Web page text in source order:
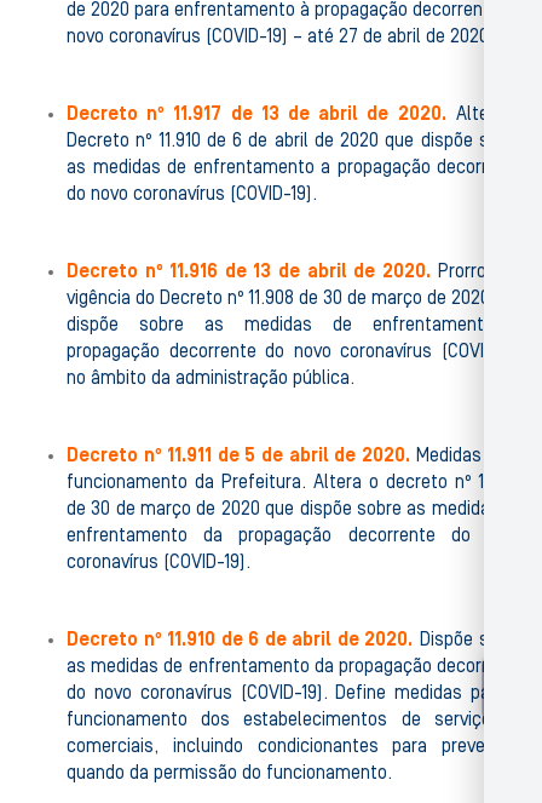
de 2020 para enfrentamento à propagação decorrente do
novo coronavírus (COVID-19) – até 27 de abril de 2020.
Decreto nº 11.917 de 13 de abril de 2020.Altera o
Decreto nº 11.910 de 6 de abril de 2020 que dispõe sobre
as medidas de enfrentamento a propagação decorrente
do novo coronavírus (COVID-19).
Decreto nº 11.916 de 13 de abril de 2020.Prorroga a
vigência do Decreto nº 11.908 de 30 de março de 2020 que
dispõe sobre as medidas de enfrentamento a
propagação decorrente do novo coronavírus (COVID-19)
no âmbito da administração pública.
Decreto nº 11.911 de 5 de abril de 2020.Medidas para
funcionamento da Prefeitura. Altera o decreto nº 11.908
de 30 de março de 2020 que dispõe sobre as medidas de
enfrentamento da propagação decorrente do novo
coronavírus (COVID-19).
Decreto nº 11.910 de 6 de abril de 2020. Dispõe sobre
as medidas de enfrentamento da propagação decorrente
do novo coronavírus (COVID-19). Define medidas para o
funcionamento dos estabelecimentos de serviços e
comerciais, incluindo condicionantes para prevenção
quando da permissão do funcionamento.